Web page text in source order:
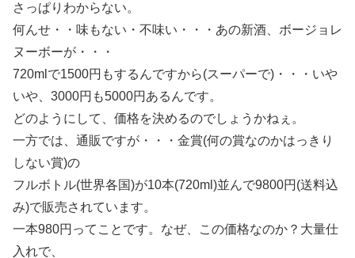
さっぱりわからない。
何んせ・・味もない・不味い・・・あの新酒、ボージョレ
ヌーボーが・・・
720mlで1500円もするんですから(スーパーで)・・・いや
いや、3000円も5000円あるんです。
どのようにして、価格を決めるのでしょうかねぇ。
一方では、通販ですが・・・金賞(何の賞なのかはっきり
しない賞)の
フルボトル(世界各国)が10本(720ml)並んで9800円(送料込
み)で販売されています。
一本980円ってことです。なぜ、この価格なのか？大量仕
入れで、